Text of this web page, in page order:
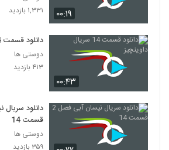
۰۰:۱۹
۱,۳۳۱ بازدید
۰۰:۴۳
دانلود قسمت 14 سریال داوینچیز
دوستی ها
۴۱۳ بازدید
قسمت 14
دوستی ها
۳۵۹ بازدید